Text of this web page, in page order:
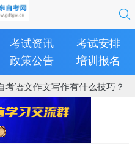
考试资讯
考试安排
政策公告 培训报名
语文作文写作有什么技巧？